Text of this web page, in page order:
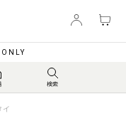
ONLY
イ